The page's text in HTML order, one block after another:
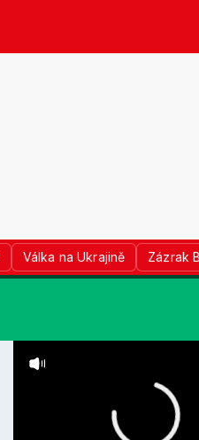
Válka na Ukrajině Zázrak